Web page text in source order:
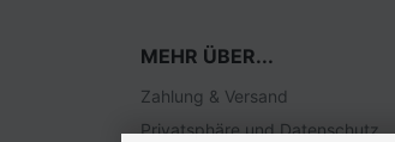
MEHR ÜBER...
Zahlung & Versand
Privatsphäre und Datenschutz